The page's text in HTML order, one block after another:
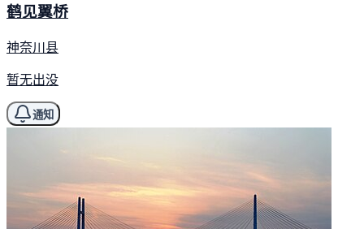
鹤见翼桥
神奈川县
暂无出没
通知